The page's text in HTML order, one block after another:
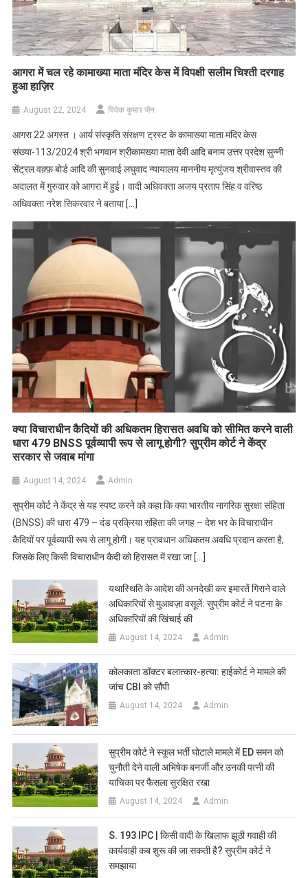
आगरा में चल रहे कामाख्या माता मंदिर केस में विपक्षी सलीम चिश्ती दरगाह
हुआ हाज़िर
August 22, 2024 विवेक कुमार जैन
आगरा 22 अगस्त । आर्य संस्कृति संरक्षण ट्रस्ट के कामाख्या माता मंदिर केस
संख्या-113/2024 श्री भगवान श्रीकामख्या माता देवी आदि बनाम उत्तर प्रदेश सुन्नी
सेंट्रल वक़्फ़ बोर्ड आदि की सुनवाई लघुवाद न्यायालय माननीय मृत्युंजय श्रीवास्तव की
अदालत में गुरुवार को आगरा में हुई। वादी अधिवक्ता अजय प्रताप सिंह व वरिष्ठ
अधिवक्ता नरेश सिकरवार ने बताया […]
क्या विचाराधीन कैदियों की अधिकतम हिरासत अवधि को सीमित करने वाली
धारा 479 BNSS पूर्वव्यापी रूप से लागू होगी? सुप्रीम कोर्ट ने केंद्र
सरकार से जवाब मांगा
August 14, 2024 Admin
सुप्रीम कोर्ट ने केंद्र से यह स्पष्ट करने को कहा कि क्या भारतीय नागरिक सुरक्षा संहिता
(BNSS) की धारा 479 – दंड प्रक्रिया संहिता की जगह – देश भर के विचाराधीन
कैदियों पर पूर्वव्यापी रूप से लागू होगी। यह प्रावधान अधिकतम अवधि प्रदान करता है,
जिसके लिए किसी विचाराधीन कैदी को हिरासत में रखा जा […]
यथास्थिति के आदेश की अनदेखी कर इमारतें गिराने वाले
अधिकारियों से मुआवज़ा वसूलें: सुप्रीम कोर्ट ने पटना के
अधिकारियों की खिंचाई की
August 14, 2024 Admin
कोलकाता डॉक्टर बलात्कार-हत्या: हाईकोर्ट ने मामले की
जांच CBI को सौंपी
August 14, 2024 Admin
सुप्रीम कोर्ट ने स्कूल भर्ती घोटाले मामले में ED समन को
चुनौती देने वाली अभिषेक बनर्जी और उनकी पत्नी की
याचिका पर फैसला सुरक्षित रखा
August 14, 2024 Admin
S. 193 IPC | किसी वादी के खिलाफ झूठी गवाही की
कार्यवाही कब शुरू की जा सकती है? सुप्रीम कोर्ट ने
समझाया